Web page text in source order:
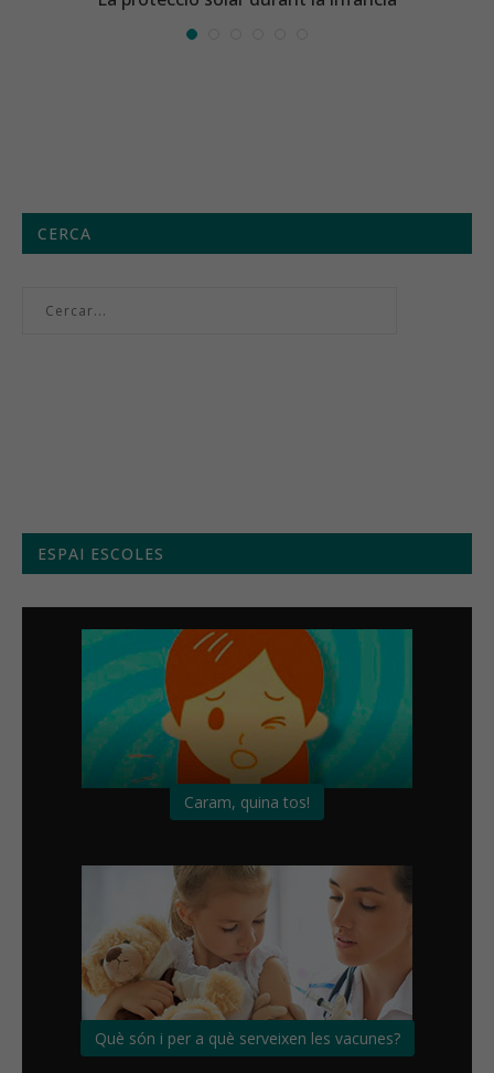
CERCA
ESPAI ESCOLES
Caram, quina tos!
Què són i per a què serveixen les vacunes?